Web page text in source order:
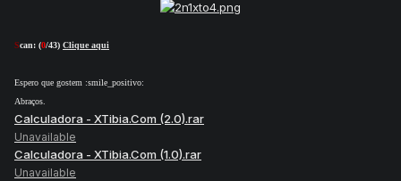
Scan: (0/43) Clique aqui
Espero que gostem :smile_positivo:
Abraços.
Calculadora - XTibia.Com (2.0).rar
Unavailable
Calculadora - XTibia.Com (1.0).rar
Unavailable